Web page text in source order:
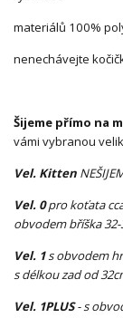
materiálů 100%
nenechávejte
Šijeme přímo na
vámi vybranou
Vel. Kitten
Vel. 0pro koťata
obvodem bříška
Vel. 1s obvodem
s délkou zad od
Vel. 1PLUS- s